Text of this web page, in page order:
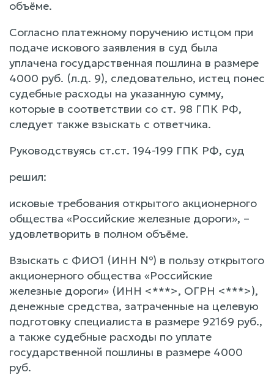
объёме.
Согласно платежному поручению истцом при
подаче искового заявления в суд была
уплачена государственная пошлина в размере
4000 руб. (л.д. 9), следовательно, истец понес
судебные расходы на указанную сумму,
которые в соответствии со ст. 98 ГПК РФ,
следует также взыскать с ответчика.
Руководствуясь ст.ст. 194-199 ГПК РФ, суд
решил:
исковые требования открытого акционерного
общества «Российские железные дороги», –
удовлетворить в полном объёме.
Взыскать с ФИО1 (ИНН №) в пользу открытого
акционерного общества «Российские
железные дороги» (ИНН <***>, ОГРН <***>),
денежные средства, затраченные на целевую
подготовку специалиста в размере 92169 руб.,
а также судебные расходы по уплате
государственной пошлины в размере 4000
руб.